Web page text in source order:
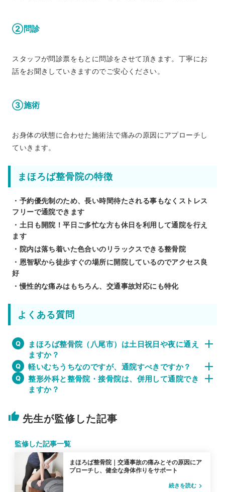
②問診
スタッフが問診票をもとに問診をさせて頂きます。丁寧にお
話をお聞きしていきますのでご安心ください。
③施術
お身体の状態に合わせた施術法で痛みの原因にアプローチし
ていきます。
まほろば整骨院の特徴
・予約優先制のため、長い時間待たされる事もなくストレス
フリーで通院できます
・土日も開院！平日ご多忙な方も休日を利用して通院を行え
ます
・院内は落ち着いた色合いのリラックスできる整骨院
・恩智駅から徒歩すぐの場所に開院しているのでアクセス良
好
・慢性的な痛みはもちろん、交通事故対応にも特化
よくある質問
まほろば整骨院（八尾市）は土日祝日や夜に通え
ますか？
軽いむちうちなのですが、通院すべきですか？
整形外科と整骨院・接骨院は、併用して通院でき
ますか？
thumb_up 先生が監修した記事
監修した記事一覧
まほろば整骨院｜交通事故の痛みとその原因にア
プローチし、健全な身体作りをサポート
続きを読む navigate_next